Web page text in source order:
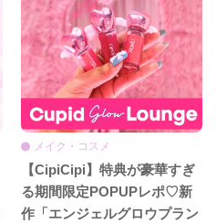
メイク・コスメ
【CipiCipi】特典が豪華すぎ
る期間限定POPUPレポ♡新
作「エンジェルグロウプラン